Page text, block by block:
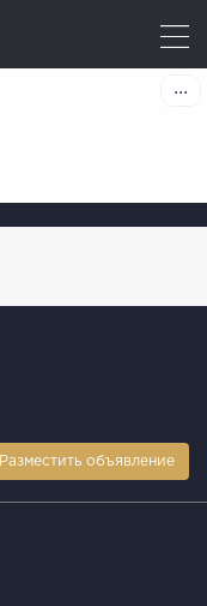
Разместить объявление